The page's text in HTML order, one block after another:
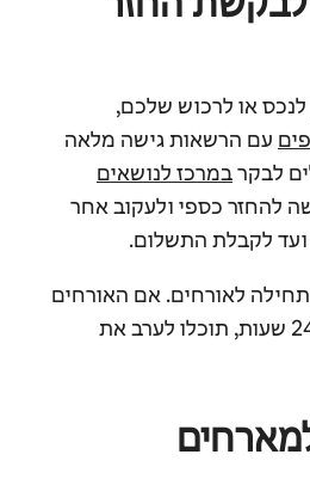
לנכס או לרכוש שלכם,
עם הרשאות גישה מלאה
לבקרבמרכז לנושאים
להחזר כספי ולעקוב אחר
לקבלת התשלום.
לאורחים. אם האורחים
לא יגיבו או ישלמו תוך 24 שעות, תוכלו לערב את